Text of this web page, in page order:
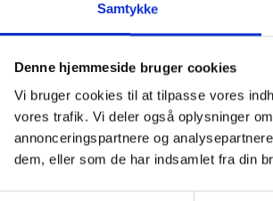
Samtykke
Denne hjemmeside bruger cookies
Vi bruger cookies til at tilpasse vores
vores trafik. Vi deler også oplysninger
annonceringspartnere og
dem, eller som de har indsamlet fra din
Tekniske specifikationer